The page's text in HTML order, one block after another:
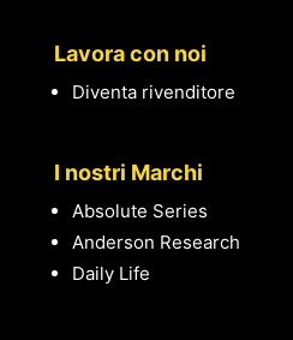
Lavora con noi
Diventa rivenditore
I nostri Marchi
Absolute Series
Anderson Research
Daily Life